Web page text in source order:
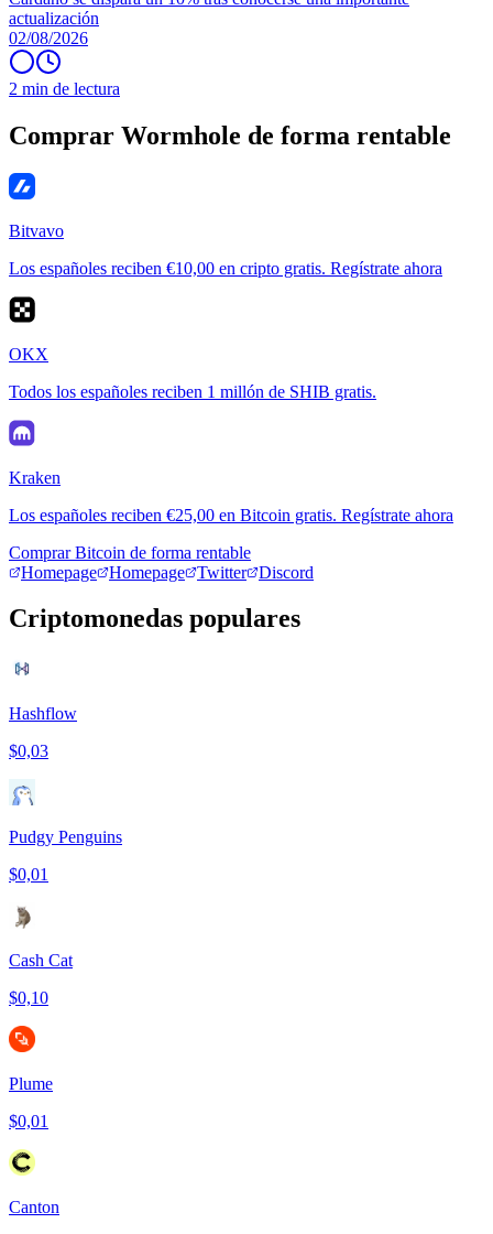
actualización
02/08/2026
2 min de lectura
Comprar Wormhole de forma rentable
Bitvavo
Los españoles reciben €10,00 en cripto gratis. Regístrate ahora
OKX
Todos los españoles reciben 1 millón de SHIB gratis.
Kraken
Los españoles reciben €25,00 en Bitcoin gratis. Regístrate ahora
Comprar Bitcoin de forma rentable
Homepage
Homepage Twitter Discord
Criptomonedas populares
Hashflow
$0,03
Pudgy Penguins
$0,01
Cash Cat
$0,10
Plume
$0,01
Canton